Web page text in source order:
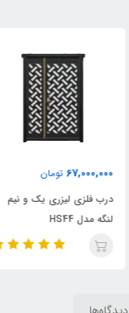
67,000,000 تومان
درب فلزی لیزری یک و نیم
لنگه مدل HS44